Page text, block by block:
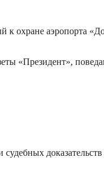
к охране аэропорта
«Президент»,